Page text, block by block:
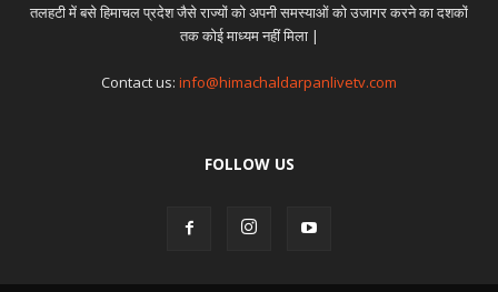
तलहटी में बसे हिमाचल प्रदेश जैसे राज्यों को अपनी समस्याओं को उजागर करने का दशकों
तक कोई माध्यम नहीं मिला |
Contact us: info@himachaldarpanlivetv.com
FOLLOW US